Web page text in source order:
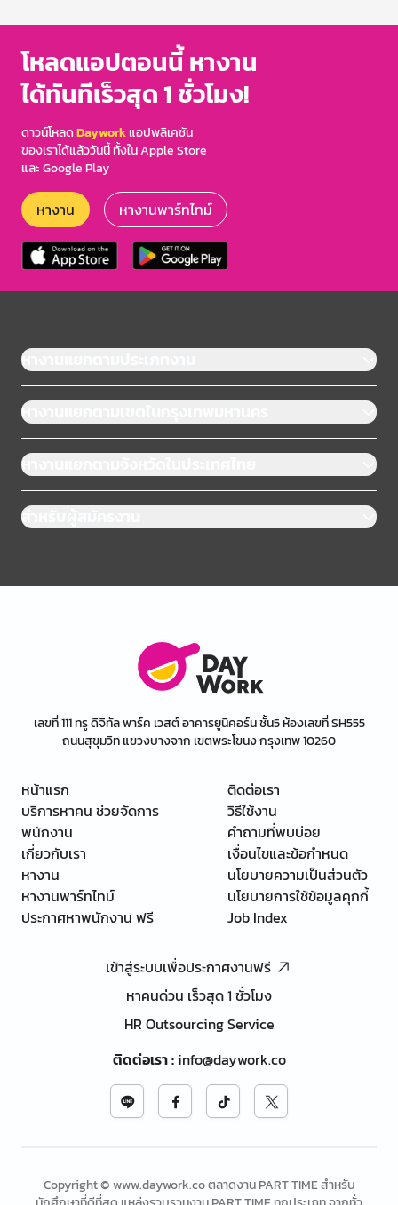
โหลดแอปตอนนี้ หางาน
ได้ทันทีเร็วสุด 1 ชั่วโมง!
ดาวน์โหลดDayworkแอปพลิเคชัน
ของเราได้แล้ววันนี้ ทั้งใน Apple Store
และ Google Play
หางาน หางานพาร์ทไทม์
หางานแยกตามประเภทงาน
หางานแยกตามเขตในกรุงเทพมหานคร
หางานแยกตามจังหวัดในประเทศไทย
สำหรับผู้สมัครงาน
เลขที่ 111 ทรู ดิจิทัล พาร์ค เวสต์ อาคารยูนิคอร์น ชั้น5 ห้องเลขที่ SH555
ถนนสุขุมวิท แขวงบางจาก เขตพระโขนง กรุงเทพ 10260
หน้าแรก
บริการหาคน ช่วยจัดการ
พนักงาน
เกี่ยวกับเรา
หางาน
หางานพาร์ทไทม์
ประกาศหาพนักงาน ฟรี
ติดต่อเรา
วิธีใช้งาน
คำถามที่พบบ่อย
เงื่อนไขและข้อกำหนด
นโยบายความเป็นส่วนตัว
นโยบายการใช้ข้อมูลคุกกี้
Job Index
เข้าสู่ระบบเพื่อประกาศงานฟรี
หาคนด่วน เร็วสุด 1 ชั่วโมง
HR Outsourcing Service
ติดต่อเรา:info@daywork.co
Copyright © www.daywork.co ตลาดงาน PART TIME สำหรับ